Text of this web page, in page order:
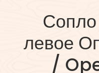
Сопло
левое
/